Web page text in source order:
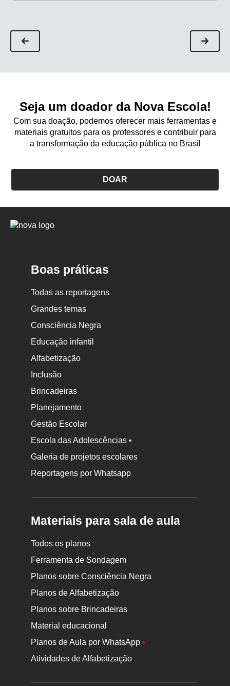
Seja um doador da Nova Escola!
Com sua doação, podemos oferecer mais ferramentas e
materiais gratuitos para os professores e contribuir para
a transformação da educação pública no Brasil
DOAR
Logo
Boas práticas
Todas as reportagens
Grandes temas
Consciência Negra
Educação infantil
Alfabetização
Inclusão
Brincadeiras
Planejamento
Gestão Escolar
Escola das Adolescências •
Galeria de projetos escolares
Reportagens por Whatsapp
Materiais para sala de aula
Todos os planos
Ferramenta de Sondagem
Planos sobre Consciência Negra
Planos de Alfabetização
Planos sobre Brincadeiras
Material educacional
Planos de Aula por WhatsApp•
Atividades de Alfabetização